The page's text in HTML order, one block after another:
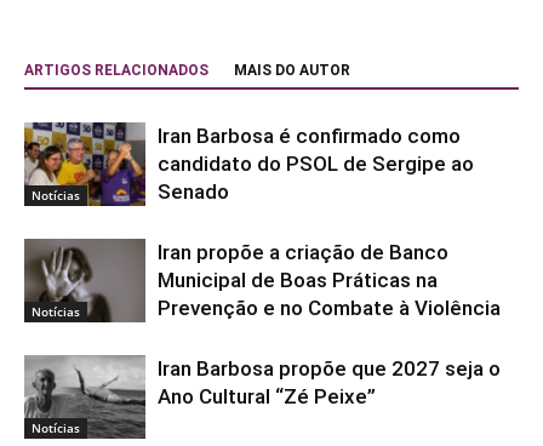
ARTIGOS RELACIONADOS MAIS DO AUTOR
Notícias
Iran Barbosa é confirmado como
candidato do PSOL de Sergipe ao
Senado
Notícias
Iran propõe a criação de Banco
Municipal de Boas Práticas na
Prevenção e no Combate à Violência
Notícias
Iran Barbosa propõe que 2027 seja o
Ano Cultural “Zé Peixe”